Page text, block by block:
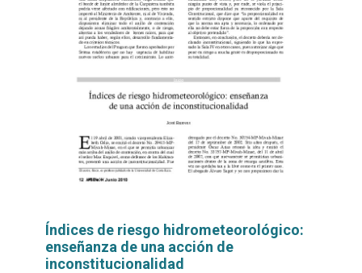
Índices de riesgo hidrometeorológico:
enseñanza de una acción de
inconstitucionalidad